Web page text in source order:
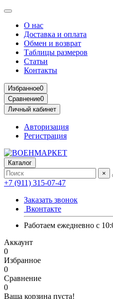
О нас
Доставка и оплата
Обмен и возврат
Таблицы размеров
Статьи
Контакты
Избранное0
Сравнение0
Личный кабинет
Авторизация
Регистрация
Каталог
×
+7 (911) 315-07-47
Заказать звонок
Вконтакте
Работаем ежедневно с
Аккаунт
0
Избранное
0
Сравнение
0
Ваша корзина пуста!